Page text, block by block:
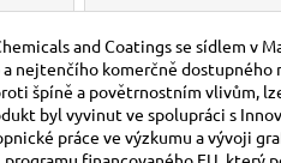
and Coatings se sídlem v
nejtenčího komerčně dostupného
špíně a povětrnostním vlivům,
byl vyvinut ve spolupráci s
práce ve výzkumu a vývoji